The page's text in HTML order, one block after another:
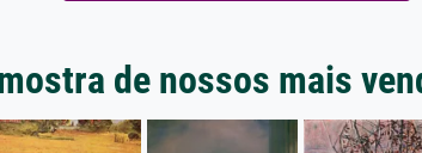
de nossos mais